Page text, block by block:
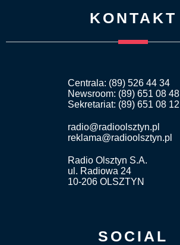
KONTAKT
Centrala: (89) 526 44 34
Newsroom: (89) 651 08 48
Sekretariat: (89) 651 08 12
radio@radioolsztyn.pl
reklama@radioolsztyn.pl
Radio Olsztyn S.A.
ul. Radiowa 24
10-206 OLSZTYN
SOCIAL